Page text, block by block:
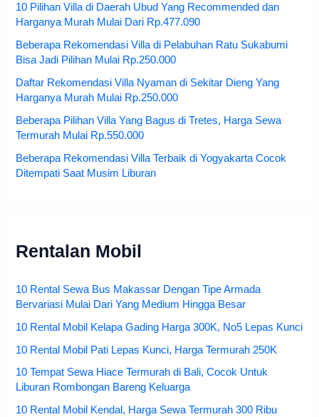
10 Pilihan Villa di Daerah Ubud Yang Recommended dan
Harganya Murah Mulai Dari Rp.477.090
Beberapa Rekomendasi Villa di Pelabuhan Ratu Sukabumi
Bisa Jadi Pilihan Mulai Rp.250.000
Daftar Rekomendasi Villa Nyaman di Sekitar Dieng Yang
Harganya Murah Mulai Rp.250.000
Beberapa Pilihan Villa Yang Bagus di Tretes, Harga Sewa
Termurah Mulai Rp.550.000
Beberapa Rekomendasi Villa Terbaik di Yogyakarta Cocok
Ditempati Saat Musim Liburan
Rentalan Mobil
10 Rental Sewa Bus Makassar Dengan Tipe Armada
Bervariasi Mulai Dari Yang Medium Hingga Besar
10 Rental Mobil Kelapa Gading Harga 300K, No5 Lepas Kunci
10 Rental Mobil Pati Lepas Kunci, Harga Termurah 250K
10 Tempat Sewa Hiace Termurah di Bali, Cocok Untuk
Liburan Rombongan Bareng Keluarga
10 Rental Mobil Kendal, Harga Sewa Termurah 300 Ribu